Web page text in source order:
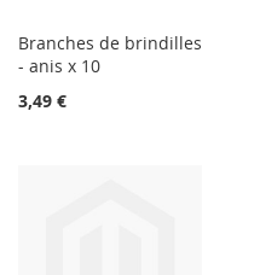
Branches de brindilles
- anis x 10
3,49 €